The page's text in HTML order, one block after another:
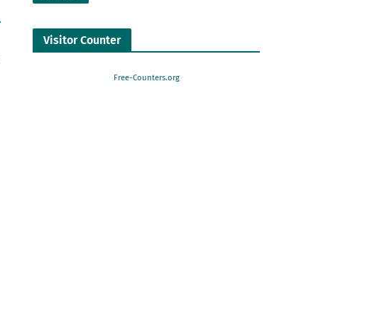
Visitor Counter
Free-Counters.org